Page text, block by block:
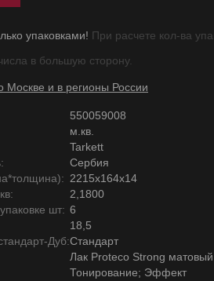
упаковками! При расчете кол-ва
в большую сторону.
Москве и в регионы России
550059008
м.кв.
Tarkett
Сербия
2215х164х14
2,1800
шт: 6
18,5
Дуб:Стандарт
Лак Proteco Strong
Тонирование; Эффект